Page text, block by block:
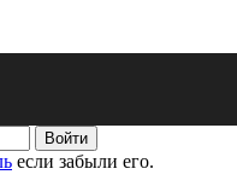
если забыли его.